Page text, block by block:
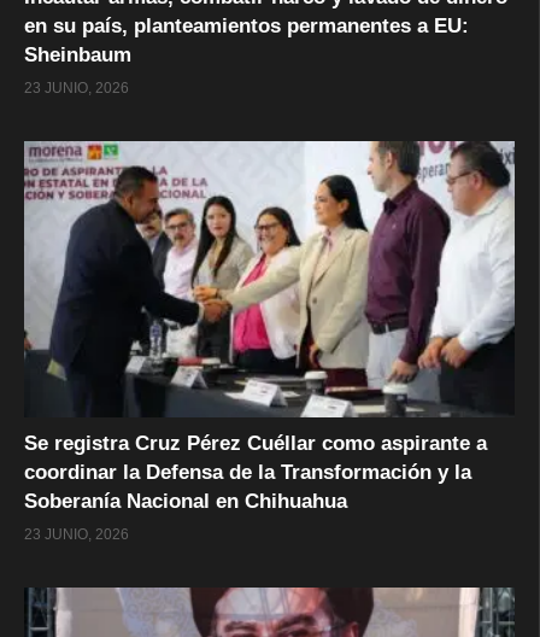
en su país, planteamientos permanentes a EU:
Sheinbaum
23 JUNIO, 2026
Se registra Cruz Pérez Cuéllar como aspirante a
coordinar la Defensa de la Transformación y la
Soberanía Nacional en Chihuahua
23 JUNIO, 2026